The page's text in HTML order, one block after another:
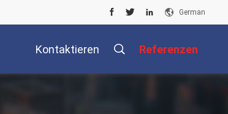
German
Kontaktieren Referenzen